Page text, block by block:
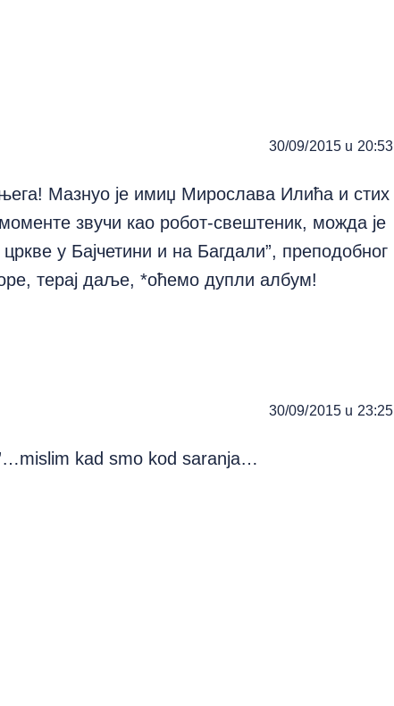
30/09/2015 u 20:53
Мазнуо је имиџ Мирослава Илића и стих
звучи као робот-свештеник, можда је
у Бајчетини и на Багдали”, преподобног
терај даље, *оћемо дупли албум!
30/09/2015 u 23:25
kad smo kod saranja…